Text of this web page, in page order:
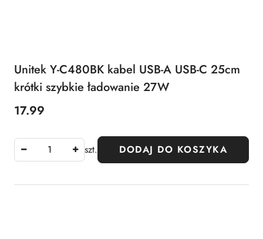
Unitek Y-C480BK kabel USB-A USB-C 25cm
krótki szybkie ładowanie 27W
Cena:
17.99
szt. DODAJ DO KOSZYKA